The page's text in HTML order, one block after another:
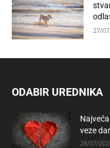
27/
ODABIR UREDNIKA
veze
28/07/